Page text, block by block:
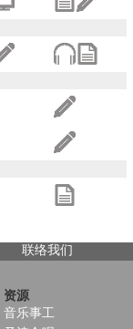
联络我们
资源
音乐事工